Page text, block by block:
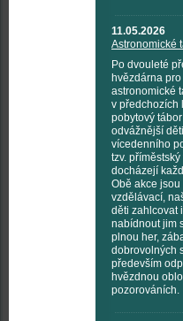
11.05.2026
Astronomické
Po dvouleté
hvězdárna
astronomické
v předchozích
pobytový
odvážnější
vícedenního
tzv.
docházejí
Obě akce
vzdělávací,
děti zahlcovat
nabídnout jim
plnou her,
dobrovolných
především
hvězdnou
pozorováních.